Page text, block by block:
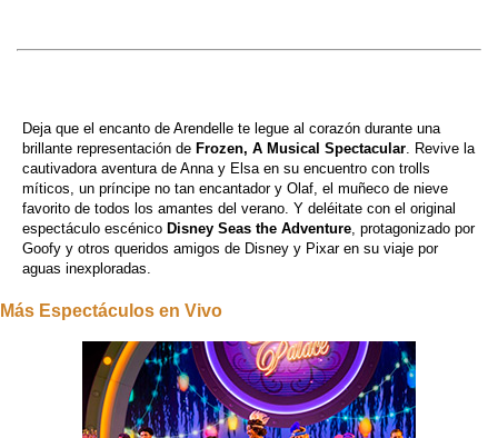
Deja que el encanto de Arendelle te legue al corazón durante una
brillante representación de Frozen, A Musical Spectacular. Revive la
cautivadora aventura de Anna y Elsa en su encuentro con trolls
míticos, un príncipe no tan encantador y Olaf, el muñeco de nieve
favorito de todos los amantes del verano. Y deléitate con el original
espectáculo escénico Disney Seas the Adventure, protagonizado por
Goofy y otros queridos amigos de Disney y Pixar en su viaje por
aguas inexploradas.
Más Espectáculos en Vivo